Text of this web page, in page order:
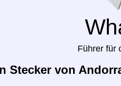
Führer für
Stecker von